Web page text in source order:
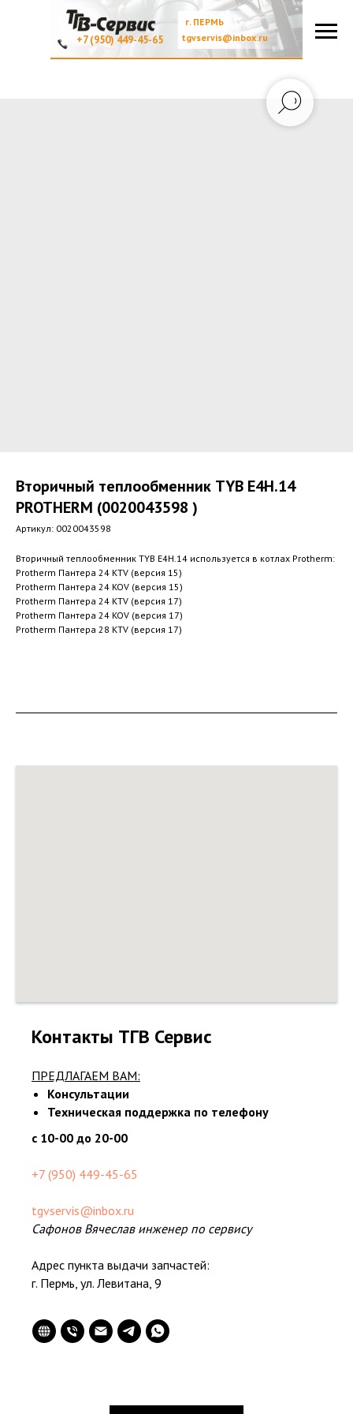
г. ПЕРМЬ
+7 (950) 449-45-65 tgvservis@inbox.ru
Вторичный теплообменник ТYВ E4H.14
PROTHERM (0020043598 )
Артикул: 0020043598
Вторичный теплообменник ТYВ E4H.14 используется в котлах Protherm:
Protherm Пантера 24 KТV (версия 15)
Protherm Пантера 24 KOV (версия 15)
Protherm Пантера 24 KТV (версия 17)
Protherm Пантера 24 KOV (версия 17)
Protherm Пантера 28 KТV (версия 17)
Контакты ТГВ Сервис
ПРЕДЛАГАЕМ ВАМ:
Консультации
Техническая поддержка по телефону
с 10-00 до 20-00
+7 (950) 449-45-65
tgvservis@inbox.ru
Сафонов Вячеслав инженер по сервису
Адрес пункта выдачи запчастей:
г. Пермь, ул. Левитана, 9